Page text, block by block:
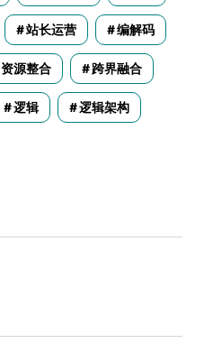
站长运营 编解码
资源整合 跨界融合
逻辑 逻辑架构